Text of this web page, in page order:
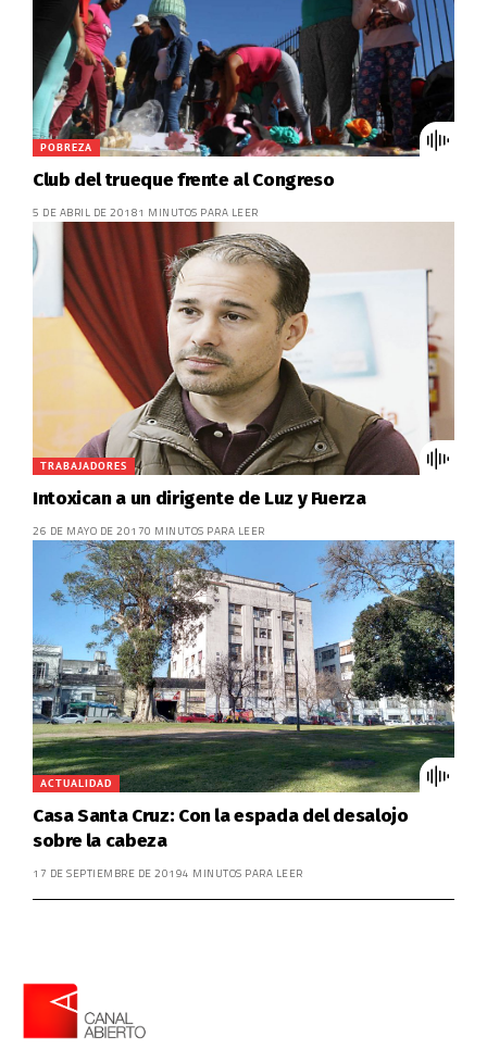
POBREZA
Club del trueque frente al Congreso
5 DE ABRIL DE 20181 MINUTOS PARA LEER
TRABAJADORES
Intoxican a un dirigente de Luz y Fuerza
26 DE MAYO DE 20170 MINUTOS PARA LEER
ACTUALIDAD
Casa Santa Cruz: Con la espada del desalojo
sobre la cabeza
17 DE SEPTIEMBRE DE 20194 MINUTOS PARA LEER